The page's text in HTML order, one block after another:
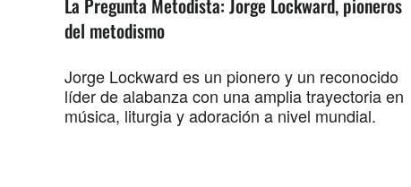
La Pregunta Metodista: Jorge Lockward, pioneros
del metodismo
Jorge Lockward es un pionero y un reconocido
líder de alabanza con una amplia trayectoria en
música, liturgia y adoración a nivel mundial.